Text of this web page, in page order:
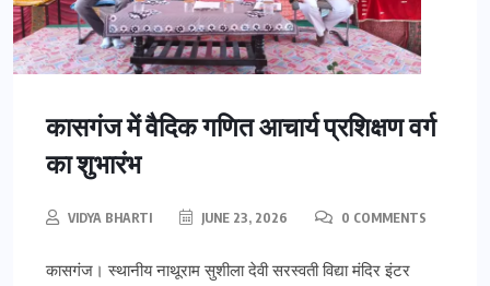
कासगंज में वैदिक गणित आचार्य प्रशिक्षण वर्ग
का शुभारंभ
VIDYA BHARTI JUNE 23, 2026 0 COMMENTS
कासगंज। स्थानीय नाथूराम सुशीला देवी सरस्वती विद्या मंदिर इंटर